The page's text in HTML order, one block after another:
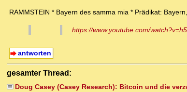
RAMMSTEIN * Bayern des samma mia * Prädikat:
https://www.youtube.com/
antworten
gesamter Thread:
Doug Casey (Casey Research): Bitcoin und die